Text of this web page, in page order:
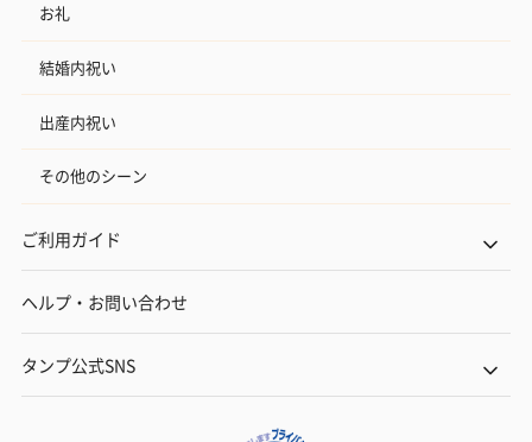
お礼
結婚内祝い
出産内祝い
その他のシーン
ご利用ガイド
ヘルプ・お問い合わせ
タンプ公式SNS